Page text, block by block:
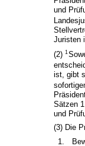
und
Juristen
(2)1
ist, gibt
Sätzen
und
(3) Die
1.